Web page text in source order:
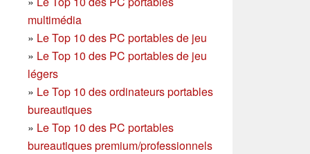
multimédia
» Le Top 10 des PC portables de jeu
» Le Top 10 des PC portables de jeu
légers
» Le Top 10 des ordinateurs portables
bureautiques
» Le Top 10 des PC portables
bureautiques premium/professionnels